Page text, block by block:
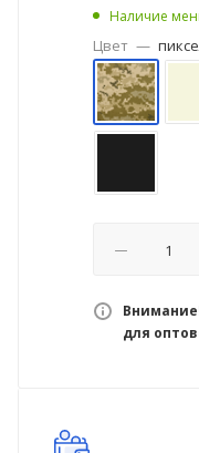
Наличие
Цвет —
для